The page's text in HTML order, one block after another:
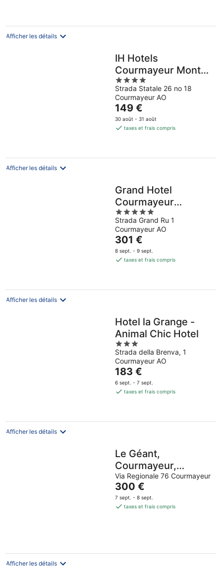
par
Afficher les détails
IH Hotels
Courmayeur Mont
Blanc Resort
4
out
of
5
Strada Statale 26 no 18
Courmayeur AO
Le
prix
est
par
149 €
30 août - 31 août
taxes et frais compris
Afficher les détails
Grand Hotel
Courmayeur
Montblanc by R
Collection Hotels
5
out
of
5
Strada Grand Ru 1
Courmayeur AO
Le
prix
est
par
301 €
8 sept. - 9 sept.
taxes et frais compris
Afficher les détails
Hotel la Grange -
Animal Chic Hotel
3
out
of
5
Strada della Brenva, 1
Courmayeur AO
Le
prix
est
par
183 €
6 sept. - 7 sept.
taxes et frais compris
Afficher les détails
Le Géant,
Courmayeur,
Apartments By
Marriott Bonvoy
Via Regionale 76 Courmayeur
Le
prix
est
300 €
7 sept. - 8 sept.
taxes et frais compris
Afficher les détails